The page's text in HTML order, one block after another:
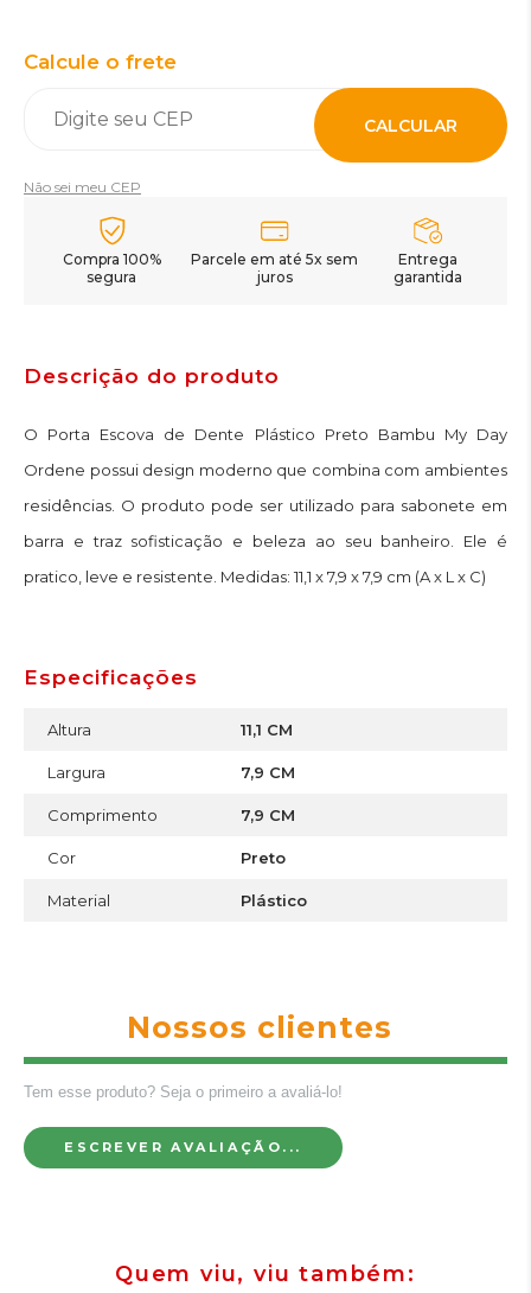
Calcule o frete
CALCULAR
Não sei meu CEP
Compra 100%
segura
Parcele em até 5x sem
juros
Entrega
garantida
Descrição do produto
O Porta Escova de Dente Plástico Preto Bambu My Day
Ordene possui design moderno que combina com ambientes
residências. O produto pode ser utilizado para sabonete em
barra e traz sofisticação e beleza ao seu banheiro. Ele é
pratico, leve e resistente. Medidas: 11,1 x 7,9 x 7,9 cm (A x L x C)
Especificações
Altura 11,1 CM
Largura 7,9 CM
Comprimento 7,9 CM
Cor Preto
Material Plástico
Nossos clientes
Tem esse produto? Seja o primeiro a avaliá-lo!
ESCREVER AVALIAÇÃO...
Quem viu, viu também